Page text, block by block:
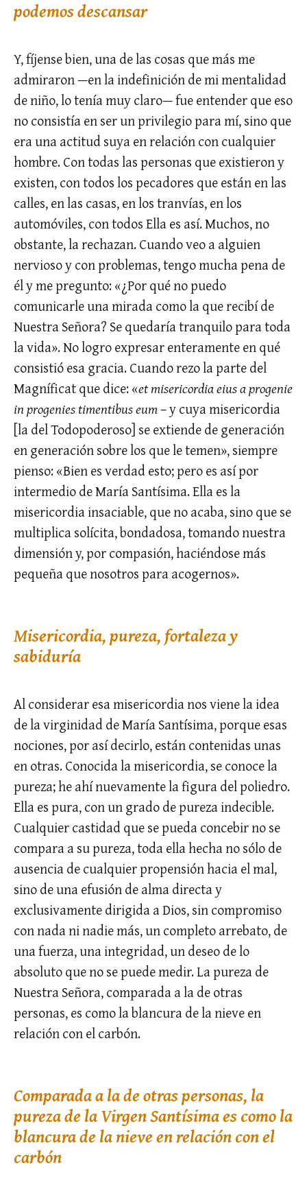
podemos descansar
Y, fíjense bien, una de las cosas que más me
admiraron —en la indefinición de mi mentalidad
de niño, lo tenía muy claro— fue entender que eso
no consistía en ser un privilegio para mí, sino que
era una actitud suya en relación con cualquier
hombre. Con todas las personas que existieron y
existen, con todos los pecadores que están en las
calles, en las casas, en los tranvías, en los
automóviles, con todos Ella es así. Muchos, no
obstante, la rechazan. Cuando veo a alguien
nervioso y con problemas, tengo mucha pena de
él y me pregunto: «¿Por qué no puedo
comunicarle una mirada como la que recibí de
Nuestra Señora? Se quedaría tranquilo para toda
la vida». No logro expresar enteramente en qué
consistió esa gracia. Cuando rezo la parte del
Magníficat que dice: «et misericordia eius a progenie
in progenies timentibus eum– y cuya misericordia
[la del Todopoderoso] se extiende de generación
en generación sobre los que le temen», siempre
pienso: «Bien es verdad esto; pero es así por
intermedio de María Santísima. Ella es la
misericordia insaciable, que no acaba, sino que se
multiplica solícita, bondadosa, tomando nuestra
dimensión y, por compasión, haciéndose más
pequeña que nosotros para acogernos».
Misericordia, pureza, fortaleza y
sabiduría
Al considerar esa misericordia nos viene la idea
de la virginidad de María Santísima, porque esas
nociones, por así decirlo, están contenidas unas
en otras. Conocida la misericordia, se conoce la
pureza; he ahí nuevamente la figura del poliedro.
Ella es pura, con un grado de pureza indecible.
Cualquier castidad que se pueda concebir no se
compara a su pureza, toda ella hecha no sólo de
ausencia de cualquier propensión hacia el mal,
sino de una efusión de alma directa y
exclusivamente dirigida a Dios, sin compromiso
con nada ni nadie más, un completo arrebato, de
una fuerza, una integridad, un deseo de lo
absoluto que no se puede medir. La pureza de
Nuestra Señora, comparada a la de otras
personas, es como la blancura de la nieve en
relación con el carbón.
Comparada a la de otras personas, la
pureza de la Virgen Santísima es como la
blancura de la nieve en relación con el
carbón